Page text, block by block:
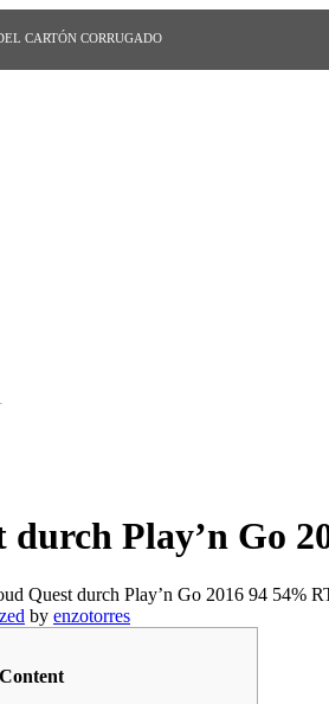
CARTÓN CORRUGADO
durch Play’n Go
Quest durch Play’n Go 2016 94 54%
by enzotorres
Content